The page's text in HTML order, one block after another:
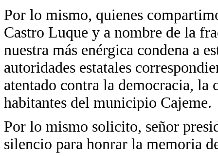
Por lo mismo, quienes
Castro Luque y a nombre de la
nuestra más enérgica condena a
autoridades estatales
atentado contra la democracia,
habitantes del municipio Cajeme.
Por lo mismo solicito, señor
silencio para honrar la memoria